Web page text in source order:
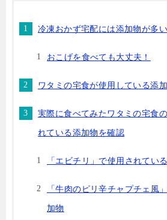
冷凍おかず宅配には添加物が多
おこげを食べても大丈夫！
ワタミの宅食が使用している添
実際に食べてみたワタミの宅食
れている添加物を確認
「エビチリ」で使用されてい
「牛肉のピリ辛チャプチェ風
加物